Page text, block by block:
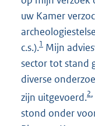
uw Kamer
c.s.).1 Mijn
sector tot stand
diverse
zijn uitgevoerd.2,
stond onder